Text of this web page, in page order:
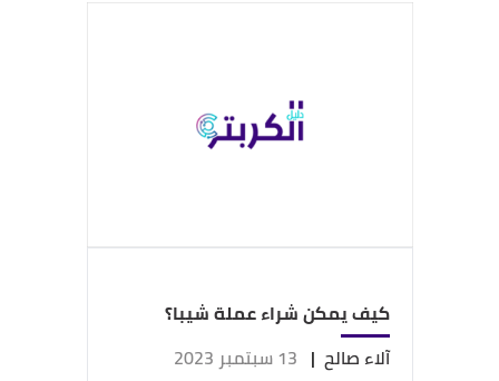
كيف يمكن شراء عملة شيبا؟
آلاء صالح | 13 سبتمبر 2023